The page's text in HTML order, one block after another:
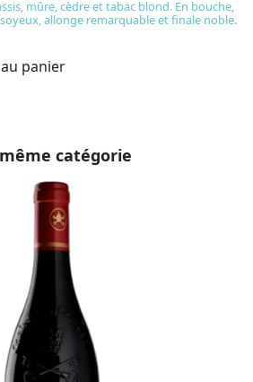
mûre, cèdre et tabac blond. En bouche,
allonge remarquable et finale noble.
panier
catégorie